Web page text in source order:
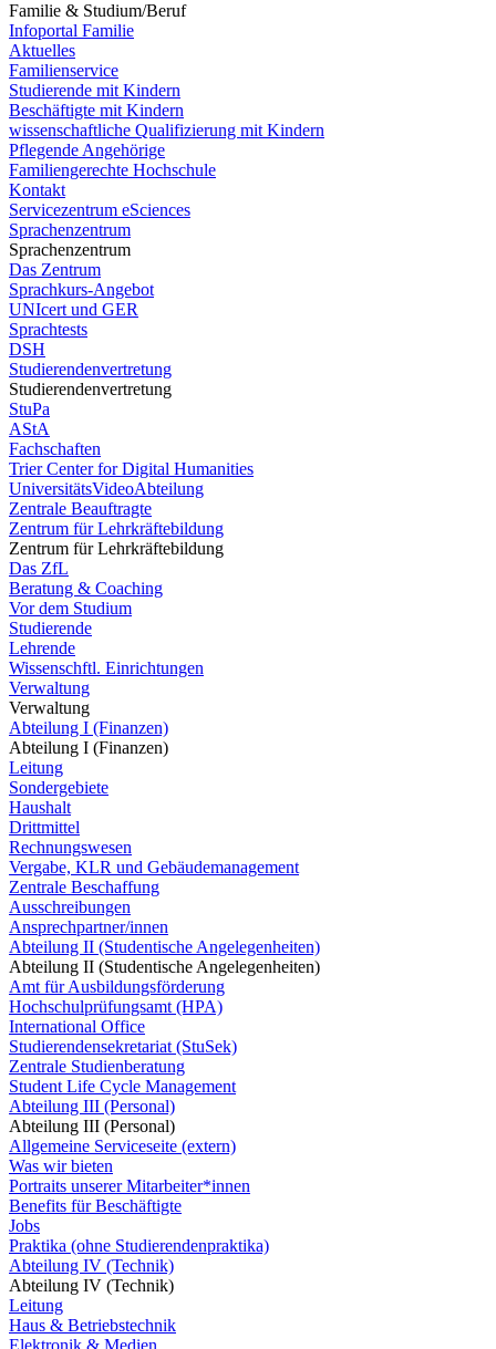
Familie & Studium/Beruf
Infoportal Familie
Aktuelles
Familienservice
Studierende mit Kindern
Beschäftigte mit Kindern
wissenschaftliche Qualifizierung mit Kindern
Pflegende Angehörige
Familiengerechte Hochschule
Kontakt
Servicezentrum eSciences
Sprachenzentrum
Sprachenzentrum
Das Zentrum
Sprachkurs-Angebot
UNIcert und GER
Sprachtests
DSH
Studierendenvertretung
Studierendenvertretung
StuPa
AStA
Fachschaften
Trier Center for Digital Humanities
UniversitätsVideoAbteilung
Zentrale Beauftragte
Zentrum für Lehrkräftebildung
Zentrum für Lehrkräftebildung
Das ZfL
Beratung & Coaching
Vor dem Studium
Studierende
Lehrende
Wissenschftl. Einrichtungen
Verwaltung
Verwaltung
Abteilung I (Finanzen)
Abteilung I (Finanzen)
Leitung
Sondergebiete
Haushalt
Drittmittel
Rechnungswesen
Vergabe, KLR und Gebäudemanagement
Zentrale Beschaffung
Ausschreibungen
Ansprechpartner/innen
Abteilung II (Studentische Angelegenheiten)
Abteilung II (Studentische Angelegenheiten)
Amt für Ausbildungsförderung
Hochschulprüfungsamt (HPA)
International Office
Studierendensekretariat (StuSek)
Zentrale Studienberatung
Student Life Cycle Management
Abteilung III (Personal)
Abteilung III (Personal)
Allgemeine Serviceseite (extern)
Was wir bieten
Portraits unserer Mitarbeiter*innen
Benefits für Beschäftigte
Jobs
Praktika (ohne Studierendenpraktika)
Abteilung IV (Technik)
Abteilung IV (Technik)
Leitung
Haus & Betriebstechnik
Elektronik & Medien